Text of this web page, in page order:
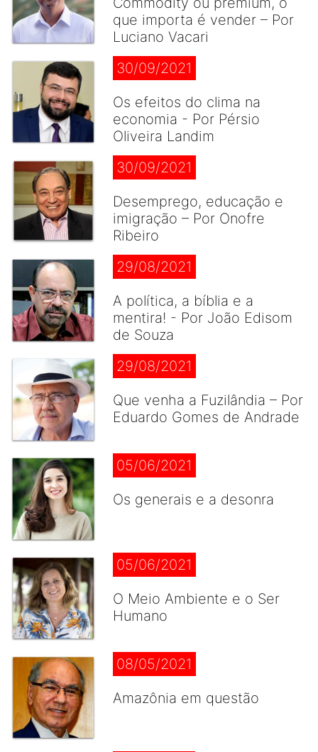
que importa é vender – Por
Luciano Vacari
30/09/2021
Os efeitos do clima na
economia - Por Pérsio
Oliveira Landim
30/09/2021
Desemprego, educação e
imigração – Por Onofre
Ribeiro
29/08/2021
A política, a bíblia e a
mentira! - Por João Edisom
de Souza
29/08/2021
Que venha a Fuzilândia – Por
Eduardo Gomes de Andrade
05/06/2021
Os generais e a desonra
05/06/2021
O Meio Ambiente e o Ser
Humano
08/05/2021
Amazônia em questão